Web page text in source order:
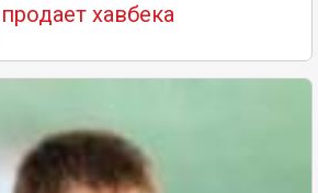
хавбека